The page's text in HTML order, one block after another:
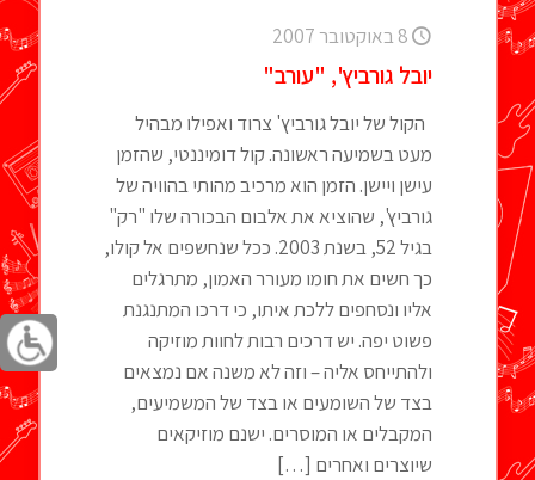
8 באוקטובר 2007
יובל גורביץ', "עורב"
הקול של יובל גורביץ' צרוד ואפילו מבהיל
מעט בשמיעה ראשונה. קול דומיננטי, שהזמן
עישן ויישן. הזמן הוא מרכיב מהותי בהוויה של
גורביץ', שהוציא את אלבום הבכורה שלו "רק"
בגיל 52, בשנת 2003. ככל שנחשפים אל קולו,
כך חשים את חומו מעורר האמון, מתרגלים
אליו ונסחפים ללכת איתו, כי דרכו המתנגנת
פשוט יפה. יש דרכים רבות לחוות מוזיקה
ולהתייחס אליה – וזה לא משנה אם נמצאים
בצד של השומעים או בצד של המשמיעים,
המקבלים או המוסרים. ישנם מוזיקאים
שיוצרים ואחרים […]